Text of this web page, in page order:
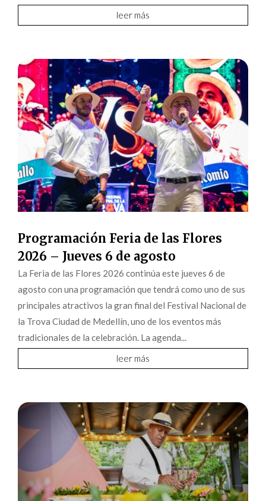
leer más
Programación Feria de las Flores
2026 – Jueves 6 de agosto
La Feria de las Flores 2026 continúa este jueves 6 de
agosto con una programación que tendrá como uno de sus
principales atractivos la gran final del Festival Nacional de
la Trova Ciudad de Medellín, uno de los eventos más
tradicionales de la celebración. La agenda...
leer más